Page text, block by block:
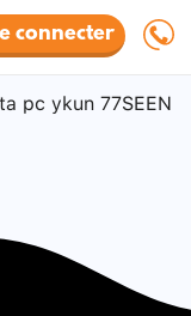
connecter
pc ykun 77SEEN